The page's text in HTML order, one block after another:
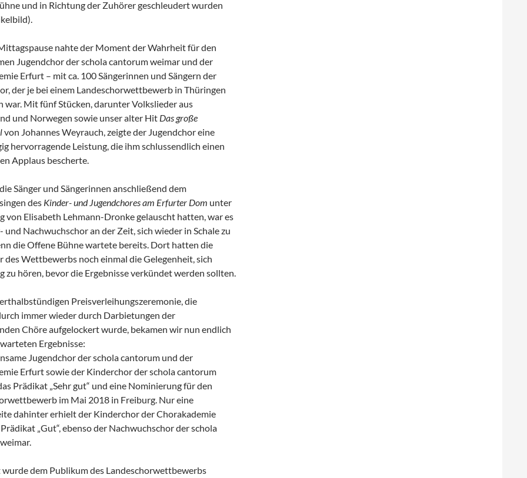
und in Richtung der Zuhörer geschleudert wurden
nahte der Moment der Wahrheit für den
Jugendchor der schola cantorum weimar und der
Erfurt – mit ca. 100 Sängerinnen und Sängern der
der je bei einem Landeschorwettbewerb in Thüringen
war. Mit fünf Stücken, darunter Volkslieder aus
und Norwegen sowie unser alter Hit Das große
von Johannes Weyrauch, zeigte der Jugendchor eine
hervorragende Leistung, die ihm schlussendlich einen
Applaus bescherte.
Sänger und Sängerinnen anschließend dem
des Kinder- und Jugendchores am Erfurter Dom unter
von Elisabeth Lehmann-Dronke gelauscht hatten, war es
und Nachwuchschor an der Zeit, sich wieder in Schale zu
die Offene Bühne wartete bereits. Dort hatten die
des Wettbewerbs noch einmal die Gelegenheit, sich
zu hören, bevor die Ergebnisse verkündet werden sollten.
Preisverleihungszeremonie, die
immer wieder durch Darbietungen der
Chöre aufgelockert wurde, bekamen wir nun endlich
Ergebnisse:
Jugendchor der schola cantorum und der
Erfurt sowie der Kinderchor der schola cantorum
Prädikat „Sehr gut“ und eine Nominierung für den
im Mai 2018 in Freiburg. Nur eine
dahinter erhielt der Kinderchor der Chorakademie
„Gut“, ebenso der Nachwuchschor der schola
wurde dem Publikum des Landeschorwettbewerbs